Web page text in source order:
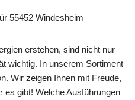
55452 Windesheim
erstehen, sind nicht nur
wichtig. In unserem Sortiment
Wir zeigen Ihnen mit Freude,
es gibt! Welche Ausführungen